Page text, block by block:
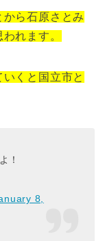
ら石原さとみ
れます。
くと国立市と
！
8,